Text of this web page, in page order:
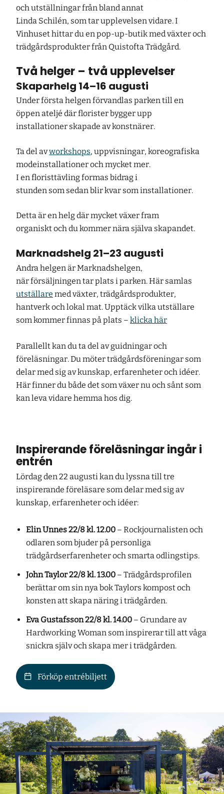
och utställningar från bland annat
Linda Schilén, som tar upplevelsen vidare. I
Vinhuset hittar du en pop-up-butik med växter och
trädgårdsprodukter från Quistofta Trädgård.
Två helger – två upplevelser
Skaparhelg 14–16 augusti
Under första helgen förvandlas parken till en
öppen ateljé där florister bygger upp
installationer skapade av konstnärer.
Ta del avworkshops, uppvisningar, koreografiska
modeinstallationer och mycket mer.
I en floristtävling formas bidrag i
stunden som sedan blir kvar som installationer.
Detta är en helg där mycket växer fram
organiskt och du kommer nära själva skapandet.
Marknadshelg 21–23 augusti
Andra helgen ärMarknadshelgen,
när försäljningen tar plats i parken. Här samlas
utställare med växter, trädgårdsprodukter,
hantverk och lokal mat. Upptäck vilka utställare
som kommer finnas på plats – klicka här
Parallellt kan du ta del av guidningar och
föreläsningar. Du möter trädgårdsföreningar som
delar med sig av kunskap, erfarenheter och idéer.
Här finner du både det som växer nu och sånt som
kan leva vidare hemma hos dig.
Inspirerande föreläsningar ingår i
entrén
Lördag den 22 augusti kan du lyssna till tre
inspirerande föreläsare som delar med sig av
kunskap, erfarenheter och idéer:
Elin Unnes 22/8 kl. 12.00 – Rockjournalisten och
odlaren som bjuder på personliga
trädgårdserfarenheter och smarta odlingstips.
John Taylor 22/8 kl. 13.00 – Trädgårdsprofilen
berättar om sin nya bokTaylors kompostoch
konsten att skapa näring i trädgården.
Eva Gustafsson 22/8 kl. 14.00 – Grundare av
Hardworking Woman som inspirerar till att våga
snickra själv och skapa mer i trädgården.
Förköp entrébiljett